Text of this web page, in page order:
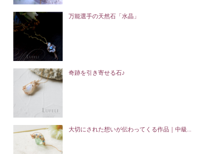
万能選手の天然石「水晶」
奇跡を引き寄せる石♪
大切にされた想いが伝わってくる作品｜中級...